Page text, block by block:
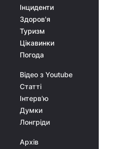
Інциденти
Здоров'я
Туризм
Цікавинки
Погода
Відео з Youtube
Статті
Інтерв'ю
Думки
Лонгріди
Архів